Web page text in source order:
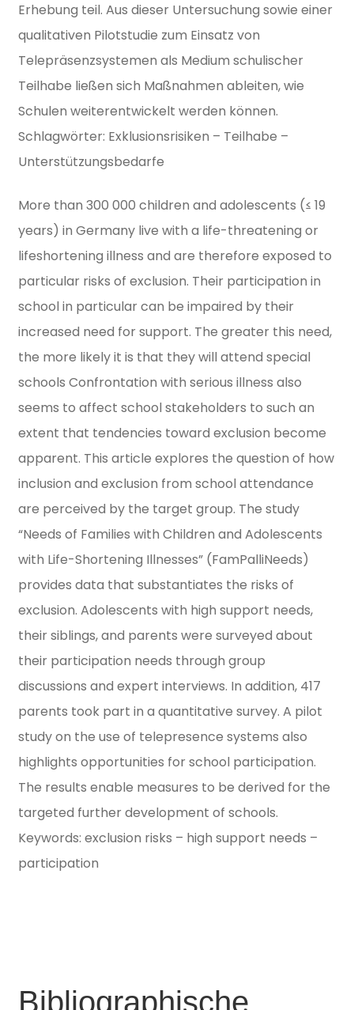
Erhebung teil. Aus dieser Untersuchung sowie einer
qualitativen Pilotstudie zum Einsatz von
Telepräsenzsystemen als Medium schulischer
Teilhabe ließen sich Maßnahmen ableiten, wie
Schulen weiterentwickelt werden können.
Schlagwörter: Exklusionsrisiken – Teilhabe –
Unterstützungsbedarfe
More than 300 000 children and adolescents (≤ 19
years) in Germany live with a life-threatening or
lifeshortening illness and are therefore exposed to
particular risks of exclusion. Their participation in
school in particular can be impaired by their
increased need for support. The greater this need,
the more likely it is that they will attend special
schools Confrontation with serious illness also
seems to affect school stakeholders to such an
extent that tendencies toward exclusion become
apparent. This article explores the question of how
inclusion and exclusion from school attendance
are perceived by the target group. The study
“Needs of Families with Children and Adolescents
with Life-Shortening Illnesses” (FamPalliNeeds)
provides data that substantiates the risks of
exclusion. Adolescents with high support needs,
their siblings, and parents were surveyed about
their participation needs through group
discussions and expert interviews. In addition, 417
parents took part in a quantitative survey. A pilot
study on the use of telepresence systems also
highlights opportunities for school participation.
The results enable measures to be derived for the
targeted further development of schools.
Keywords: exclusion risks – high support needs –
participation
Bibliographische